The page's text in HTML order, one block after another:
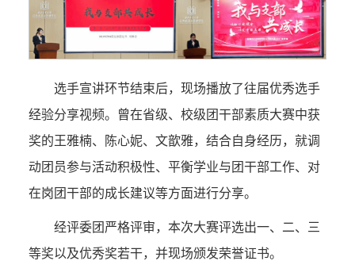
选手宣讲环节结束后，现场播放了往届优秀选手
经验分享视频。曾在省级、校级团干部素质大赛中获
奖的王雅楠、陈心妮、文歆雅，结合自身经历，就调
动团员参与活动积极性、平衡学业与团干部工作、对
在岗团干部的成长建议等方面进行分享。
经评委团严格评审，本次大赛评选出一、二、三
等奖以及优秀奖若干，并现场颁发荣誉证书。